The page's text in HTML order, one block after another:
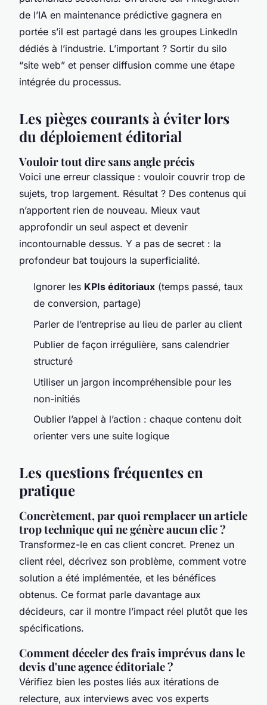
de l’IA en maintenance prédictive gagnera en
portée s’il est partagé dans les groupes LinkedIn
dédiés à l’industrie. L’important ? Sortir du silo
“site web” et penser diffusion comme une étape
intégrée du processus.
Les pièges courants à éviter lors
du déploiement éditorial
Vouloir tout dire sans angle précis
Voici une erreur classique : vouloir couvrir trop de
sujets, trop largement. Résultat ? Des contenus qui
n’apportent rien de nouveau. Mieux vaut
approfondir un seul aspect et devenir
incontournable dessus. Y a pas de secret : la
profondeur bat toujours la superficialité.
Ignorer les KPIs éditoriaux (temps passé, taux
de conversion, partage)
Parler de l’entreprise au lieu de parler au client
Publier de façon irrégulière, sans calendrier
structuré
Utiliser un jargon incompréhensible pour les
non-initiés
Oublier l’appel à l’action : chaque contenu doit
orienter vers une suite logique
Les questions fréquentes en
pratique
Concrètement, par quoi remplacer un article
trop technique qui ne génère aucun clic ?
Transformez-le en cas client concret. Prenez un
client réel, décrivez son problème, comment votre
solution a été implémentée, et les bénéfices
obtenus. Ce format parle davantage aux
décideurs, car il montre l’impact réel plutôt que les
spécifications.
Comment déceler des frais imprévus dans le
devis d'une agence éditoriale ?
Vérifiez bien les postes liés aux itérations de
relecture, aux interviews avec vos experts